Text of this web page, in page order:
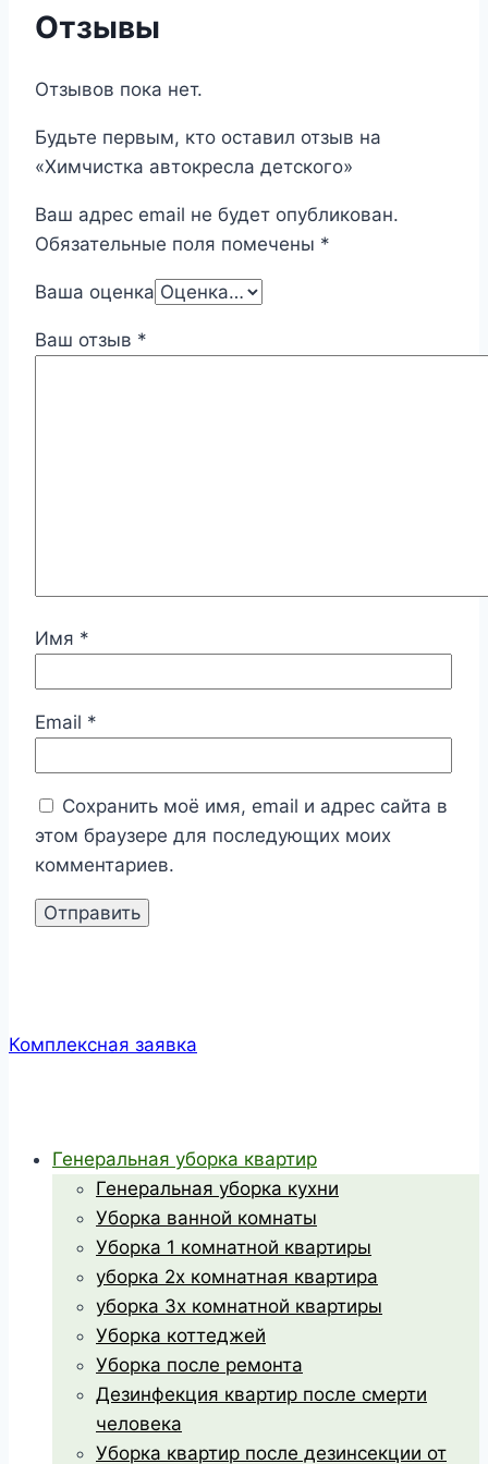
Отзывы
Отзывов пока нет.
Будьте первым, кто оставил отзыв на
«Химчистка автокресла детского»
Ваш адрес email не будет опубликован.
Обязательные поля помечены *
Ваша оценка
Ваш отзыв *
Имя *
Email *
Сохранить моё имя, email и адрес сайта в
этом браузере для последующих моих
комментариев.
Комплексная заявка
Генеральная уборка квартир
Генеральная уборка кухни
Уборка ванной комнаты
Уборка 1 комнатной квартиры
уборка 2х комнатная квартира
уборка 3х комнатной квартиры
Уборка коттеджей
Уборка после ремонта
Дезинфекция квартир после смерти
человека
Уборка квартир после дезинсекции от